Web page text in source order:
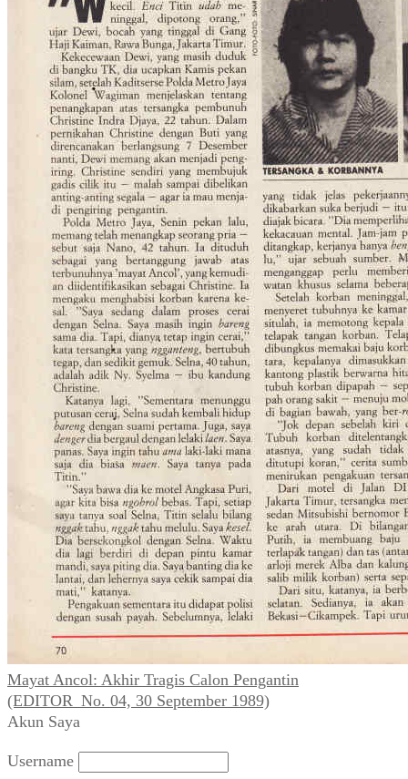
Mayat Ancol: Akhir Tragis Calon Pengantin
(EDITOR_No. 04, 30 September 1989)
Akun Saya
Username